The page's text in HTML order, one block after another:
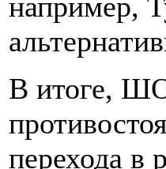
В итоге,
перехода в